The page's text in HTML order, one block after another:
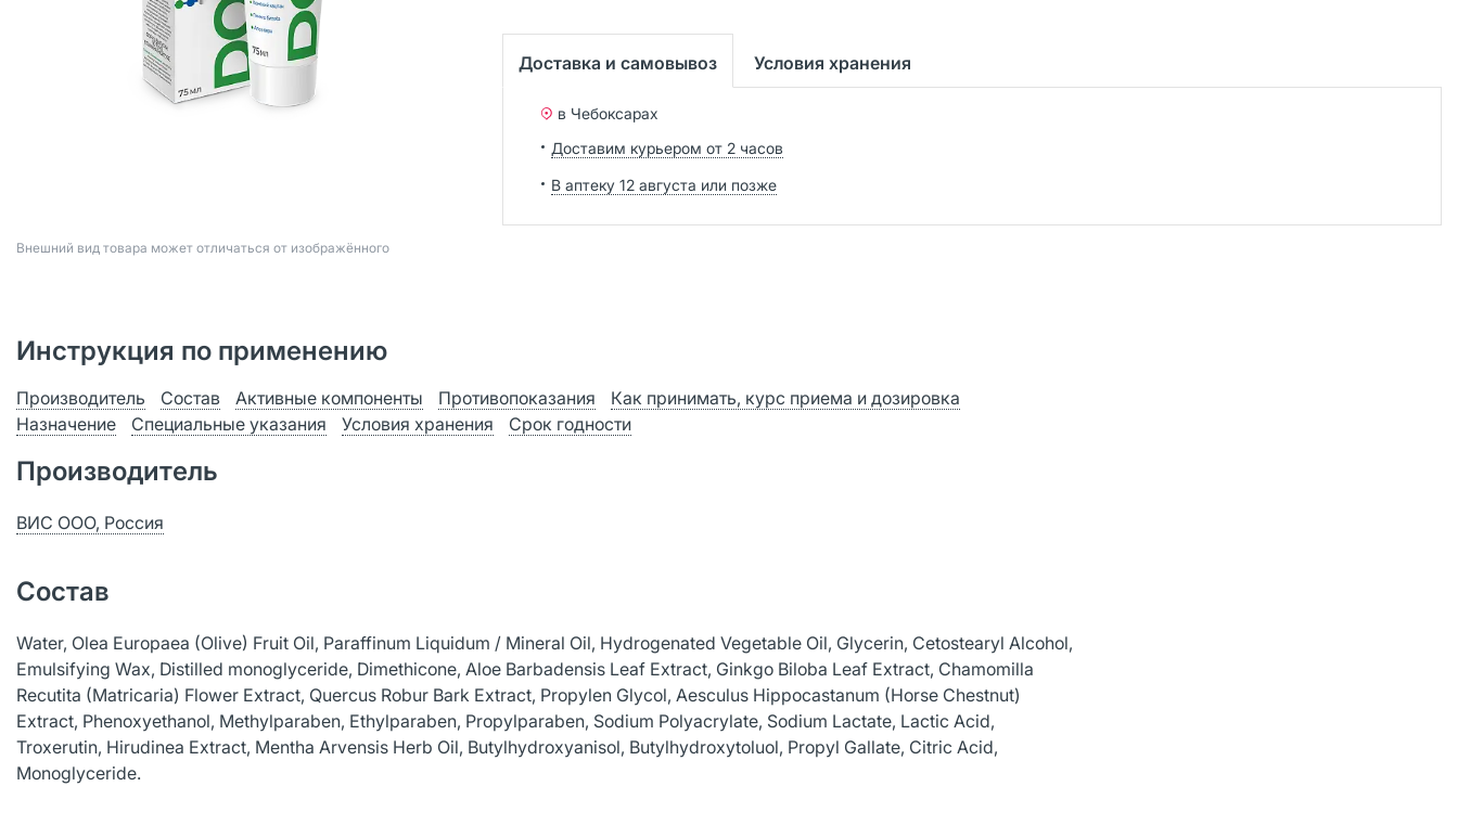
Bнешний вид товара может отличаться от изображённого
Доставка и самовывоз Условия хранения
в Чебоксарах
Доставим курьером от 2 часов
В аптеку 12 августа или позже
Инструкция по применению
Производитель Состав Активные компоненты Противопоказания
Как принимать, курс приема и дозировка
Назначение
Специальные указания Условия хранения Срок годности
Производитель
ВИС ООО, Россия
Состав
Water, Olea Europaea (Olive) Fruit Oil, Paraffinum Liquidum / Mineral Oil, Hydrogenated Vegetable Oil, Glycerin, Cetostearyl Alcohol,
Emulsifying Wax, Distilled monoglyceride, Dimethicone, Aloe Barbadensis Leaf Extract, Ginkgo Biloba Leaf Extract, Chamomilla
Recutita (Matricaria) Flower Extract, Quercus Robur Bark Extract, Propylen Glycol, Aesculus Hippocastanum (Horse Chestnut)
Extract, Phenoxyethanol, Methylparaben, Ethylparaben, Propylparaben, Sodium Polyacrylate, Sodium Lactate, Lactic Acid,
Troxerutin, Hirudinea Extract, Mentha Аrvensis Herb Oil, Butylhydroxyanisol, Butylhydroxytoluol, Propyl Gallate, Citric Acid,
Monoglyceride.